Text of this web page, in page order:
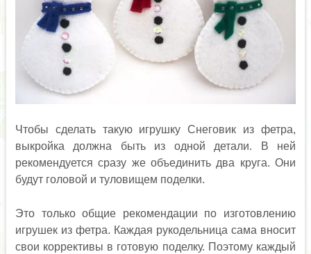
Чтобы сделать такую игрушку Снеговик из фетра,
выкройка должна быть из одной детали. В ней
рекомендуется сразу же объединить два круга. Они
будут головой и туловищем поделки.
Это только общие рекомендации по изготовлению
игрушек из фетра. Каждая рукодельница сама вносит
свои коррективы в готовую поделку. Поэтому каждый